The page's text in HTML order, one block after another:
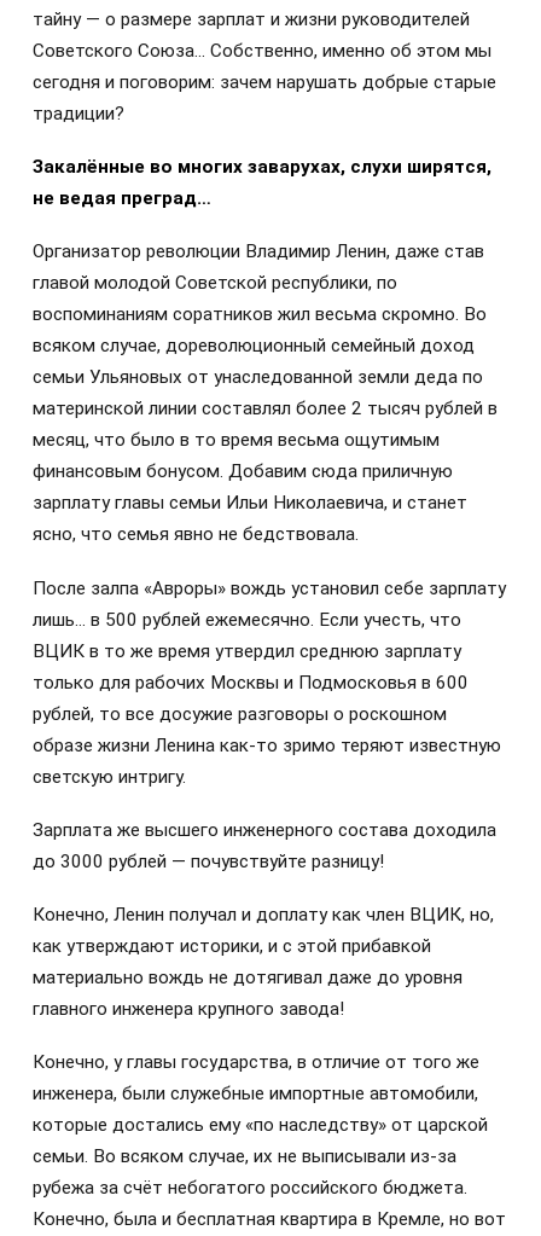
тайну — о размере зарплат и жизни руководителей
Советского Союза… Собственно, именно об этом мы
сегодня и поговорим: зачем нарушать добрые старые
традиции?
Закалённые во многих заварухах, слухи ширятся,
не ведая преград…
Организатор революции Владимир Ленин, даже став
главой молодой Советской республики, по
воспоминаниям соратников жил весьма скромно. Во
всяком случае, дореволюционный семейный доход
семьи Ульяновых от унаследованной земли деда по
материнской линии составлял более 2 тысяч рублей в
месяц, что было в то время весьма ощутимым
финансовым бонусом. Добавим сюда приличную
зарплату главы семьи Ильи Николаевича, и станет
ясно, что семья явно не бедствовала.
После залпа «Авроры» вождь установил себе зарплату
лишь… в 500 рублей ежемесячно. Если учесть, что
ВЦИК в то же время утвердил среднюю зарплату
только для рабочих Москвы и Подмосковья в 600
рублей, то все досужие разговоры о роскошном
образе жизни Ленина как-то зримо теряют известную
светскую интригу.
Зарплата же высшего инженерного состава доходила
до 3000 рублей — почувствуйте разницу!
Конечно, Ленин получал и доплату как член ВЦИК, но,
как утверждают историки, и с этой прибавкой
материально вождь не дотягивал даже до уровня
главного инженера крупного завода!
Конечно, у главы государства, в отличие от того же
инженера, были служебные импортные автомобили,
которые достались ему «по наследству» от царской
семьи. Во всяком случае, их не выписывали из-за
рубежа за счёт небогатого российского бюджета.
Конечно, была и бесплатная квартира в Кремле, но вот